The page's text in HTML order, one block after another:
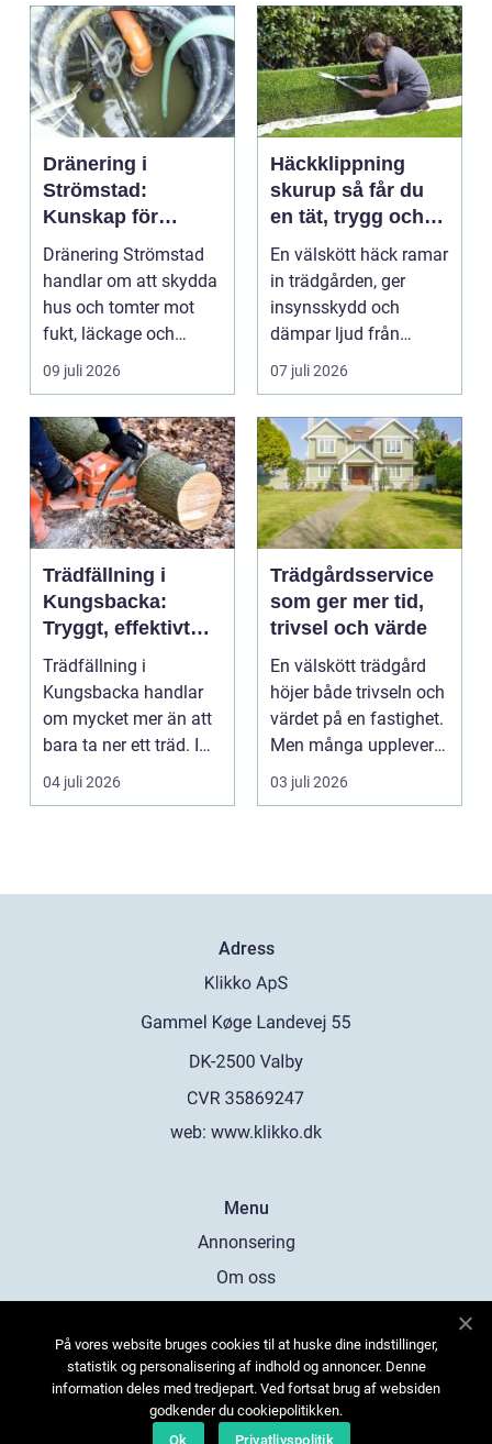
Dränering i
Strömstad:
Kunskap för
tryggare
husgrunder
Dränering Strömstad
handlar om att skydda
hus och tomter mot
fukt, läckage och
l&arin...
09 juli 2026
Häckklippning
skurup så får du
en tät, trygg och
snygg häck året
runt
En välskött häck ramar
in trädgården, ger
insynsskydd och
dämpar ljud från
vägen. Samtidigt kan
häck...
07 juli 2026
Trädfällning i
Kungsbacka:
Tryggt, effektivt
och med omtanke
om hela tomten
Trädfällning i
Kungsbacka handlar
om mycket mer än att
bara ta ner ett träd. I
e...
04 juli 2026
Trädgårdsservice
som ger mer tid,
trivsel och värde
En välskött trädgård
höjer både trivseln och
värdet på en fastighet.
Men många upplever
att tiden, o...
03 juli 2026
Adress
web: www.klikko.dk
Menu
Annonsering
Om oss
Kontakta oss
Sitemap
På vores website bruges cookies til at huske dine indstillinger,
statistik og personalisering af indhold og annoncer. Denne
information deles med tredjepart. Ved fortsat brug af websiden
godkender du cookiepolitikken.
Ok
Privatlivspolitik